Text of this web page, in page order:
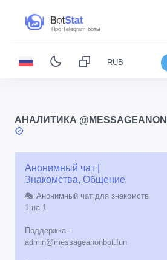
Про Telegram боты
RUB
АНАЛИТИКА
Анонимный чат |
Знакомства, Общение
🎭 Анонимный чат для знакомств
1 на 1
Поддержка -
admin@messageanonbot.fun